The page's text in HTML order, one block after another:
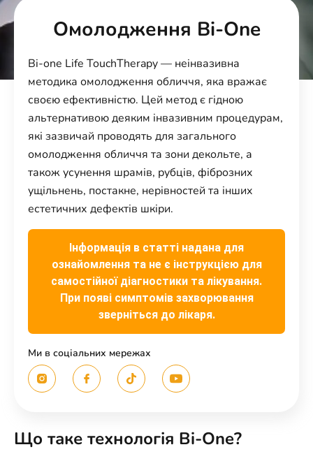
Омолодження Bi-One
Bi-one Life TouchTherapy — неінвазивна
методика омолодження обличчя, яка вражає
своєю ефективністю. Цей метод є гідною
альтернативою деяким інвазивним процедурам,
які зазвичай проводять для загального
омолодження обличчя та зони декольте, а
також усунення шрамів, рубців, фіброзних
ущільнень, постакне, нерівностей та інших
естетичних дефектів шкіри.
Інформація в статті надана для
ознайомлення та не є інструкцією для
самостійної діагностики та лікування.
При появі симптомів захворювання
зверніться до лікаря.
Ми в соціальних мережах
Що таке технологія Bi-One?